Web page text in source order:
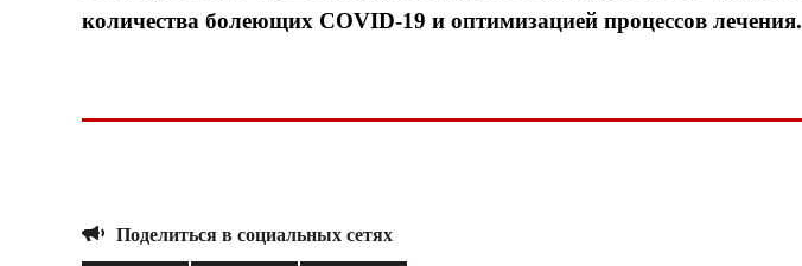
количества болеющих COVID-19 и оптимизацией процессов лечения.
Поделиться в социальных сетях